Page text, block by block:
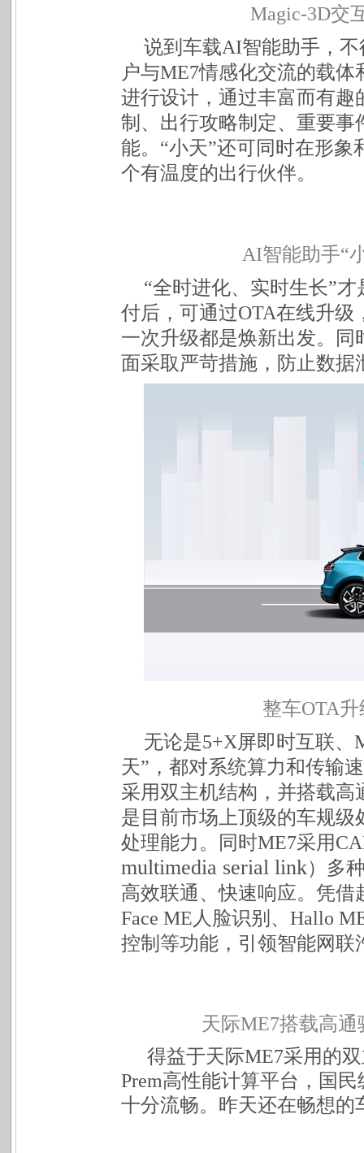
Magic-3D交
说到车载AI智能助手，
户与ME7情感化交流的载
进行设计，通过丰富而有
制、出行攻略制定、重要事
能。“小天”还可同时在形象
个有温度的出行伙伴。
AI智能助手“
“全时进化、实时生长”
付后，可通过OTA在线升
一次升级都是焕新出发。
面采取严苛措施，防止数
整车OTA
无论是5+X屏即时互联、
天”，都对系统算力和传输
采用双主机结构，并搭载高
是目前市场上顶级的车规级
处理能力。同时ME7采用
multimedia serial link）多
高效联通、快速响应。凭
Face ME人脸识别、Hallo
控制等功能，引领智能网联
天际ME7搭载高通
得益于天际ME7采用的
Prem高性能计算平台， 国民
十分流畅。昨天还在畅想的